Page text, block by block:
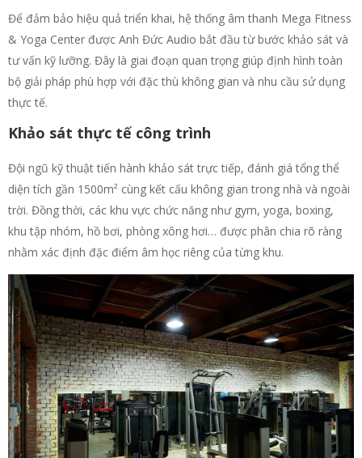
Để đảm bảo hiệu quả triển khai, hệ thống âm thanh Mega Fitness
& Yoga Center được Anh Đức Audio bắt đầu từ bước khảo sát và
tư vấn kỹ lưỡng. Đây là giai đoạn quan trọng giúp định hình toàn
bộ giải pháp phù hợp với đặc thù không gian và nhu cầu sử dụng
thực tế.
Khảo sát thực tế công trình
Đội ngũ kỹ thuật tiến hành khảo sát trực tiếp, đánh giá tổng thể
diện tích gần 1500m² cùng kết cấu không gian trong nhà và ngoài
trời. Đồng thời, các khu vực chức năng như gym, yoga, boxing,
khu tập nhóm, hồ bơi, phòng xông hơi… được phân chia rõ ràng
nhằm xác định đặc điểm âm học riêng của từng khu.